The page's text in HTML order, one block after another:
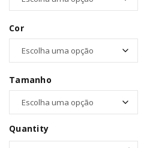
Cor
Tamanho
Quantity